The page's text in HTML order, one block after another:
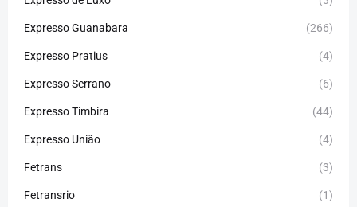
Expresso Guanabara (266)
Expresso Pratius (4)
Expresso Serrano (6)
Expresso Timbira (44)
Expresso União (4)
Fetrans (3)
Fetransrio (1)